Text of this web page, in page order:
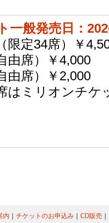
一般発売日：
限定34席）￥
由席）￥4,000
由席）￥2,000
はミリオンチケ
内 ｜ チケットのお申込み ｜ CD販売 ｜